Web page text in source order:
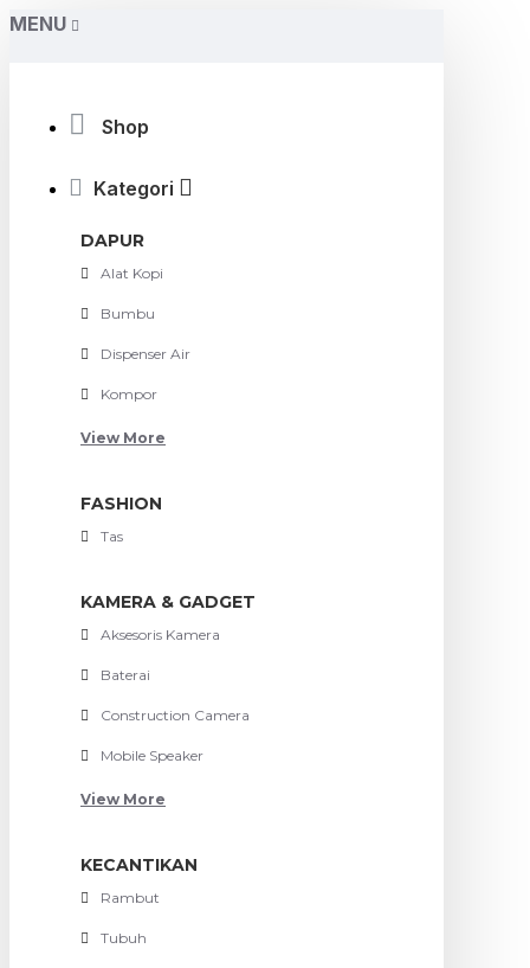
MENU
Shop
Kategori
DAPUR
Alat Kopi
Bumbu
Dispenser Air
Kompor
View More
FASHION
Tas
KAMERA & GADGET
Aksesoris Kamera
Baterai
Construction Camera
Mobile Speaker
View More
KECANTIKAN
Rambut
Tubuh